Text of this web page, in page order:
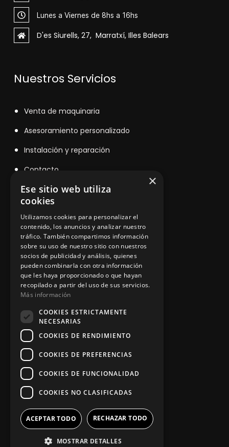
Lunes a Viernes de 8hs a 16hs
D'es Siurells, 27, Marratxí, Illes Balears
Nuestros Servicios
Venta de maquinaria
Asesoramiento personalizado
Instalación y reparación
Contacto
Información legal
Política de privacidad
Aviso legal
App Zine Hostelería
Síguenos
×
Ese sitio web utiliza
cookies
Utilizamos cookies para personalizar el
contenido, los anuncios y analizar nuestro
tráfico. También compartimos información
sobre su uso de nuestro sitio con nuestros
socios de publicidad y análisis, quienes
pueden combinarla con otra información
que les haya proporcionado o que hayan
recopilado a partir del uso de sus servicios.
Más información
COOKIES ESTRICTAMENTE
NECESARIAS
COOKIES DE RENDIMIENTO
COOKIES DE PREFERENCIAS
COOKIES DE FUNCIONALIDAD
COOKIES NO CLASIFICADAS
ACEPTAR TODO RECHAZAR TODO
MOSTRAR DETALLES